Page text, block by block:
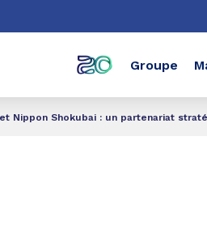
Groupe
Nippon Shokubai : un partenariat